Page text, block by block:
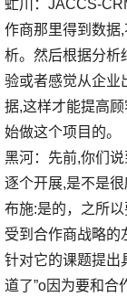
虻川：JACCS-
作商那里得到数据
析。然后根据分析
验或者感觉从企业
据,这样才能提高
始做这个项目的。
黑河：先前,你们
逐个开展,是不是很
布施:是的，之所
受到合作商战略的
针对它的课题提出
道了”o因为要和合